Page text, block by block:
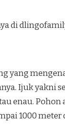
di
yang
Ijuk yakni
enau. Pohon
1000 meter